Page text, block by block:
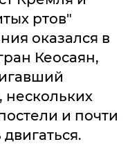
ртов"
оказался в
Кеосаян,
нескольких
и почти